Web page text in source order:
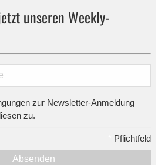
unseren Weekly-
zur Newsletter-Anmeldung
zu.
Pflichtfeld
Absenden